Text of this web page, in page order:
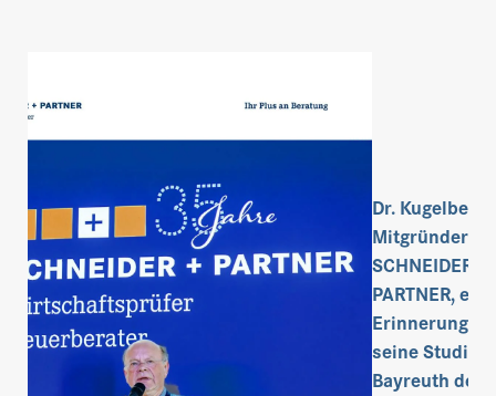
Dr. Kugelberg,
Mitgründer
SCHNEIDER +
PARTNER,
Erinnerungen
seine
Bayreuth den